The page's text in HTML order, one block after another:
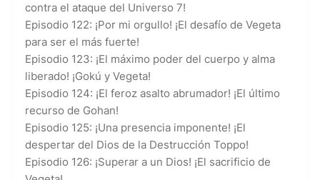
contra el ataque del Universo 7!
Episodio 122: ¡Por mi orgullo! ¡El desafío de Vegeta
para ser el más fuerte!
Episodio 123: ¡El máximo poder del cuerpo y alma
liberado! ¡Gokú y Vegeta!
Episodio 124: ¡El feroz asalto abrumador! ¡El último
recurso de Gohan!
Episodio 125: ¡Una presencia imponente! ¡El
despertar del Dios de la Destrucción Toppo!
Episodio 126: ¡Superar a un Dios! ¡El sacrificio de